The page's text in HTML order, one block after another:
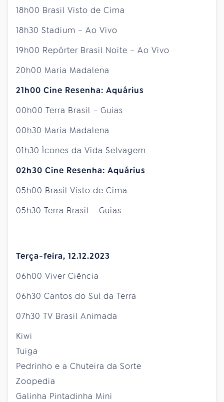
18h00 Brasil Visto de Cima
18h30 Stadium – Ao Vivo
19h00 Repórter Brasil Noite – Ao Vivo
20h00 Maria Madalena
21h00 Cine Resenha: Aquárius
00h00 Terra Brasil – Guias
00h30 Maria Madalena
01h30 Ícones da Vida Selvagem
02h30 Cine Resenha: Aquárius
05h00 Brasil Visto de Cima
05h30 Terra Brasil – Guias
Terça-feira, 12.12.2023
06h00 Viver Ciência
06h30 Cantos do Sul da Terra
07h30 TV Brasil Animada
Kiwi
Tuiga
Pedrinho e a Chuteira da Sorte
Zoopedia
Galinha Pintadinha Mini